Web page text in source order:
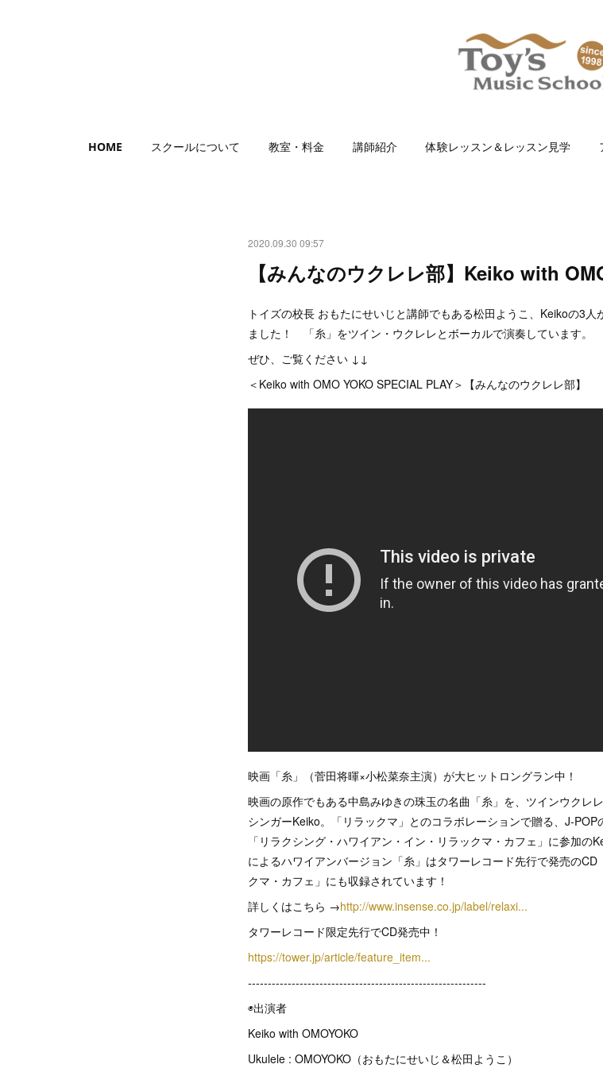
HOME スクールについて 教室・料金 講師紹介 体験レッスン＆レッスン見学
2020.09.30 09:57
【みんなのウクレレ部】Keiko with
トイズの校長 おもたにせいじと講師でもある松田ようこ、Keikoの3
ました！ 「糸」をツイン・ウクレレとボーカルで演奏しています。
ぜひ、ご覧ください ↓↓
＜Keiko with OMO YOKO SPECIAL PLAY＞【みんなのウクレレ部】
映画「糸」（菅田将暉×小松菜奈主演）が大ヒットロングラン中！
映画の原作でもある中島みゆきの珠玉の名曲「糸」を、ツインウクレ
シンガーKeiko。「リラックマ」とのコラボレーションで贈る、J-
「リラクシング・ハワイアン・イン・リラックマ・カフェ」に参加の
によるハワイアンバージョン「糸」はタワーレコード先行で発売の
クマ・カフェ」にも収録されています！
詳しくはこちら →http://www.insense.co.jp/label/relaxi...
タワーレコード限定先行でCD発売中！
https://tower.jp/article/feature_item...
------------------------------------------------------------
◉出演者
Keiko with OMOYOKO
Ukulele : OMOYOKO（おもたにせいじ＆松田ようこ）